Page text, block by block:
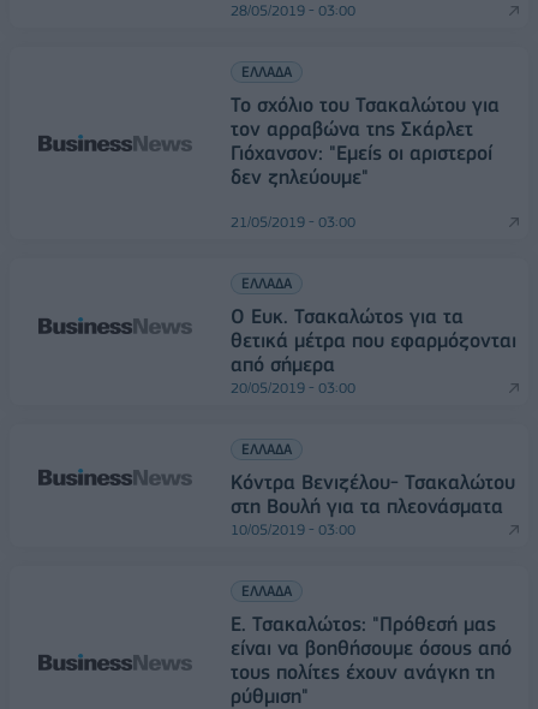
28/05/2019 - 03:00
ΕΛΛΑΔΑ
Το σχόλιο του Τσακαλώτου για
τον αρραβώνα της Σκάρλετ
Γιόχανσον: "Εμείς οι αριστεροί
δεν ζηλεύουμε"
21/05/2019 - 03:00
ΕΛΛΑΔΑ
Ο Ευκ. Τσακαλώτος για τα
θετικά μέτρα που εφαρμόζονται
από σήμερα
20/05/2019 - 03:00
ΕΛΛΑΔΑ
Κόντρα Βενιζέλου- Τσακαλώτου
στη Βουλή για τα πλεονάσματα
10/05/2019 - 03:00
ΕΛΛΑΔΑ
Ε. Τσακαλώτος: "Πρόθεσή μας
είναι να βοηθήσουμε όσους από
τους πολίτες έχουν ανάγκη τη
ρύθμιση"